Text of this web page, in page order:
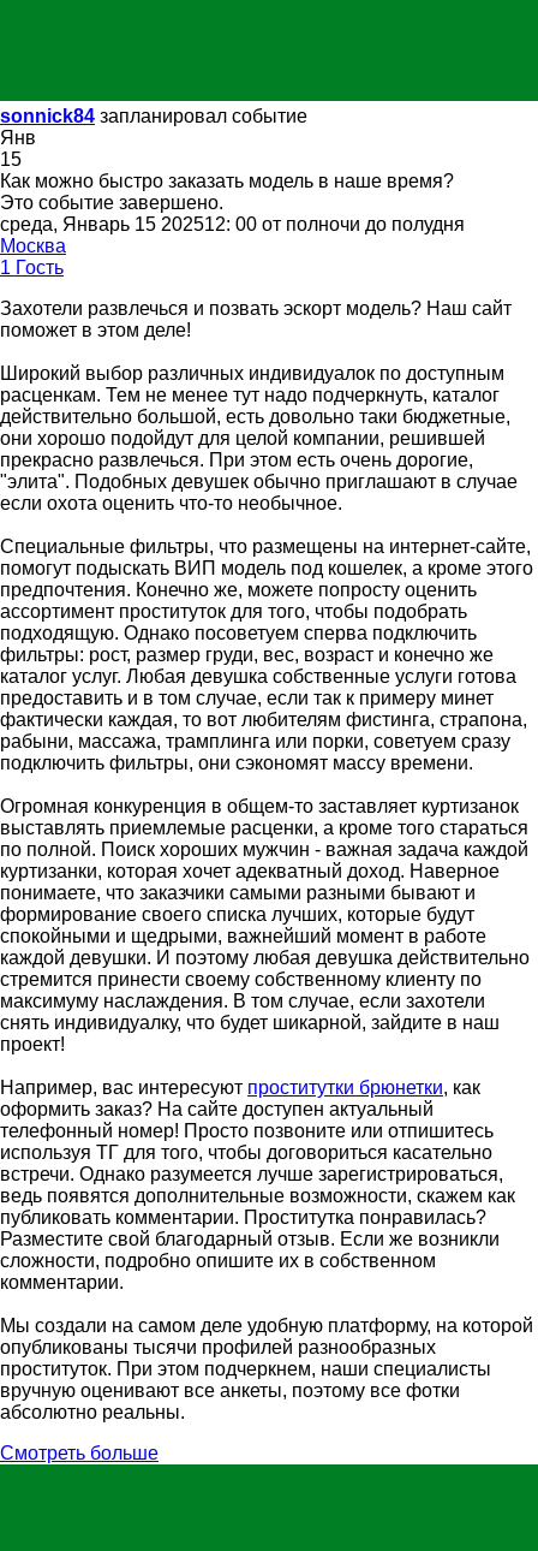
sonnick84 запланировал событие
Янв
15
Как можно быстро заказать модель в наше время?
Это событие завершено.
среда, Январь 15 202512: 00 от полночи до полудня
Москва
1 Гость
Захотели развлечься и позвать эскорт модель? Наш сайт
поможет в этом деле!
Широкий выбор различных индивидуалок по доступным
расценкам. Тем не менее тут надо подчеркнуть, каталог
действительно большой, есть довольно таки бюджетные,
они хорошо подойдут для целой компании, решившей
прекрасно развлечься. При этом есть очень дорогие,
"элита". Подобных девушек обычно приглашают в случае
если охота оценить что-то необычное.
Специальные фильтры, что размещены на интернет-сайте,
помогут подыскать ВИП модель под кошелек, а кроме этого
предпочтения. Конечно же, можете попросту оценить
ассортимент проституток для того, чтобы подобрать
подходящую. Однако посоветуем сперва подключить
фильтры: рост, размер груди, вес, возраст и конечно же
каталог услуг. Любая девушка собственные услуги готова
предоставить и в том случае, если так к примеру минет
фактически каждая, то вот любителям фистинга, страпона,
рабыни, массажа, трамплинга или порки, советуем сразу
подключить фильтры, они сэкономят массу времени.
Огромная конкуренция в общем-то заставляет куртизанок
выставлять приемлемые расценки, а кроме того стараться
по полной. Поиск хороших мужчин - важная задача каждой
куртизанки, которая хочет адекватный доход. Наверное
понимаете, что заказчики самыми разными бывают и
формирование своего списка лучших, которые будут
спокойными и щедрыми, важнейший момент в работе
каждой девушки. И поэтому любая девушка действительно
стремится принести своему собственному клиенту по
максимуму наслаждения. В том случае, если захотели
снять индивидуалку, что будет шикарной, зайдите в наш
проект!
Например, вас интересуют проститутки брюнетки, как
оформить заказ? На сайте доступен актуальный
телефонный номер! Просто позвоните или отпишитесь
используя ТГ для того, чтобы договориться касательно
встречи. Однако разумеется лучше зарегистрироваться,
ведь появятся дополнительные возможности, скажем как
публиковать комментарии. Проститутка понравилась?
Разместите свой благодарный отзыв. Если же возникли
сложности, подробно опишите их в собственном
комментарии.
Мы создали на самом деле удобную платформу, на которой
опубликованы тысячи профилей разнообразных
проституток. При этом подчеркнем, наши специалисты
вручную оценивают все анкеты, поэтому все фотки
абсолютно реальны.
Смотреть больше